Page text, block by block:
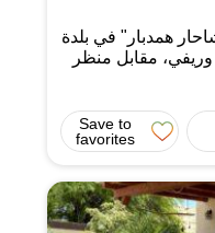
همدبار" في بلدة
مقابل منظر
Save to
favorites